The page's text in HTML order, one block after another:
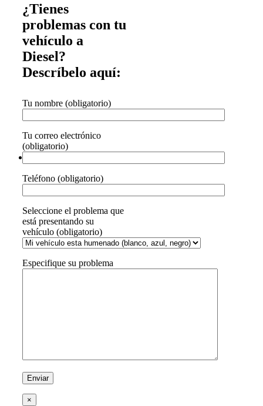
¿Tienes
problemas con tu
vehículo a
Diesel?
Descríbelo aquí:
Tu nombre (obligatorio)
Tu correo electrónico
(obligatorio)
Teléfono (obligatorio)
Seleccione el problema que
está presentando su
vehículo (obligatorio)
Especifique su problema
×